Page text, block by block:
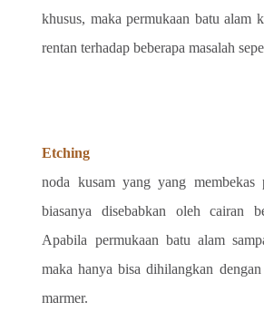
khusus, maka permukaan batu alam
rentan terhadap beberapa masalah
Etching
noda kusam yang yang membekas
biasanya disebabkan oleh cairan
Apabila permukaan batu alam
maka hanya bisa dihilangkan
marmer.